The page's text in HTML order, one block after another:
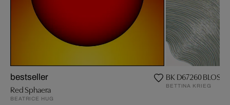
bestseller
Red Sphaera
BEATRICE HUG
BK D67260
BETTINA KRIEG